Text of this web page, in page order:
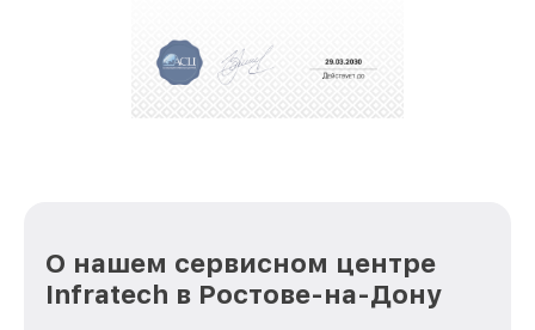
положительные отзывы и обрели отличную
репутацию. Мы постоянно совершенствуемся и
О нашем сервисном центре
Infratech в Ростове-на-Дону